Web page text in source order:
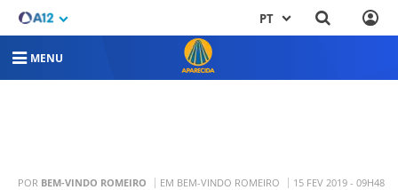
PT
MENU
POR BEM-VINDO ROMEIRO EM BEM-VINDO ROMEIRO
15 FEV 2019 - 09H48